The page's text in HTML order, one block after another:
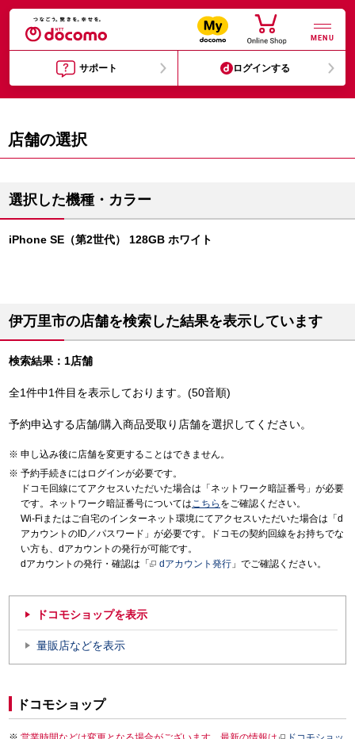
MENU
サポート ログインする
店舗の選択
選択した機種・カラー
iPhone SE（第2世代） 128GB ホワイト
伊万里市の店舗を検索した結果を表示しています
検索結果：1店舗
全1件中1件目を表示しております。(50音順)
予約申込する店舗/購入商品受取り店舗を選択してください。
申し込み後に店舗を変更することはできません。
予約手続きにはログインが必要です。
ドコモ回線にてアクセスいただいた場合は「ネットワーク暗証番号」が必要
です。ネットワーク暗証番号についてはこちら をご確認ください。
Wi-Fiまたはご自宅のインターネット環境にてアクセスいただいた場合は「d
アカウントのID／パスワード」が必要です。ドコモの契約回線をお持ちでな
い方も、dアカウントの発行が可能です。
dアカウントの発行・確認は「
dアカウント発行 」でご確認ください。
ドコモショップを表示
量販店などを表示
ドコモショップ